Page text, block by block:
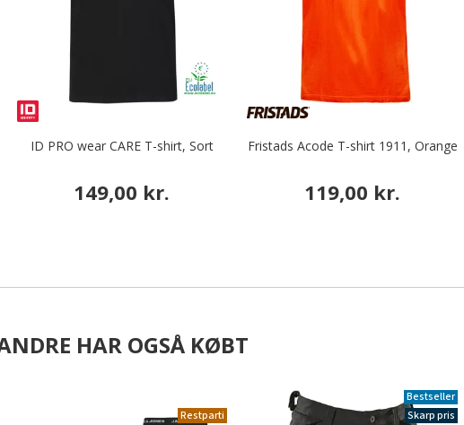
ID PRO wear CARE T-shirt, Sort
149,00 kr.
Fristads Acode T-shirt 1911, Orange
119,00 kr.
HAR OGSÅ KØBT
Restparti
Bestseller
Skarp pris